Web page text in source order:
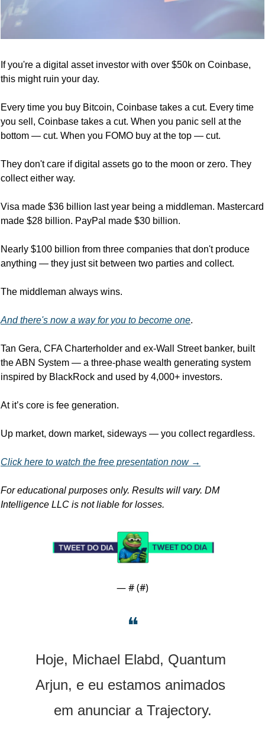
If you're a digital asset investor with over $50k on Coinbase,
this might ruin your day.
Every time you buy Bitcoin, Coinbase takes a cut. Every time
you sell, Coinbase takes a cut. When you panic sell at the
bottom — cut. When you FOMO buy at the top — cut.
They don't care if digital assets go to the moon or zero. They
collect either way.
Visa made $36 billion last year being a middleman. Mastercard
made $28 billion. PayPal made $30 billion.
Nearly $100 billion from three companies that don't produce
anything — they just sit between two parties and collect.
The middleman always wins.
And there's now a way for you to become one.
Tan Gera, CFA Charterholder and ex-Wall Street banker, built
the ABN System — a three-phase wealth generating system
inspired by BlackRock and used by 4,000+ investors.
At it’s core is fee generation.
Up market, down market, sideways — you collect regardless.
Click here to watch the free presentation now →
For educational purposes only. Results will vary. DM
Intelligence LLC is not liable for losses.
— # (#)
❝
Hoje, Michael Elabd, Quantum
Arjun, e eu estamos animados
em anunciar a Trajectory.